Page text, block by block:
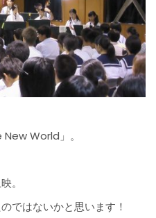
World」。
。
ではないかと思います！